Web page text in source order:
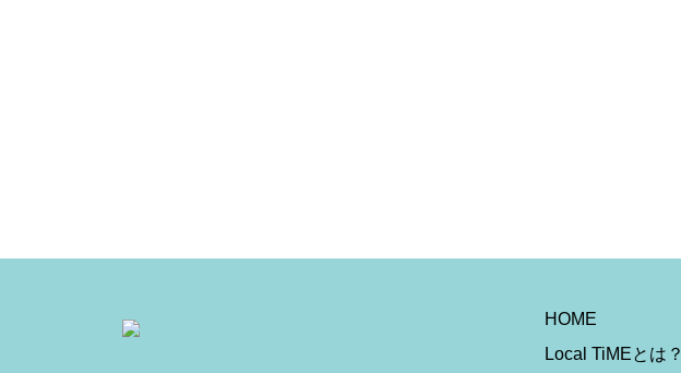
HOME
Local TiMEとは？